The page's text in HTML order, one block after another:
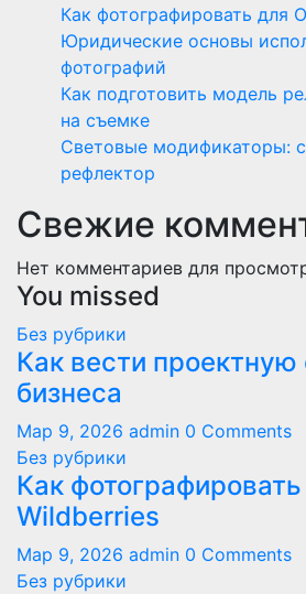
Как фотографировать для
Юридические основы
фотографий
Как подготовить модель
на съемке
Световые модификаторы:
рефлектор
Свежие
Нет комментариев для
You missed
Без рубрики
Как вести
бизнеса
Мар 9, 2026 admin 0 Comments
Без рубрики
Как
Wildberries
Мар 9, 2026 admin 0 Comments
Без рубрики